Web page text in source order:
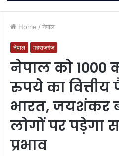
Home / नेपाल
नेपाल महराजगंज
नेपाल को 1000
रुपये का
भारत, जयशंकर
लोगों पर पड़ेगा
प्रभाव